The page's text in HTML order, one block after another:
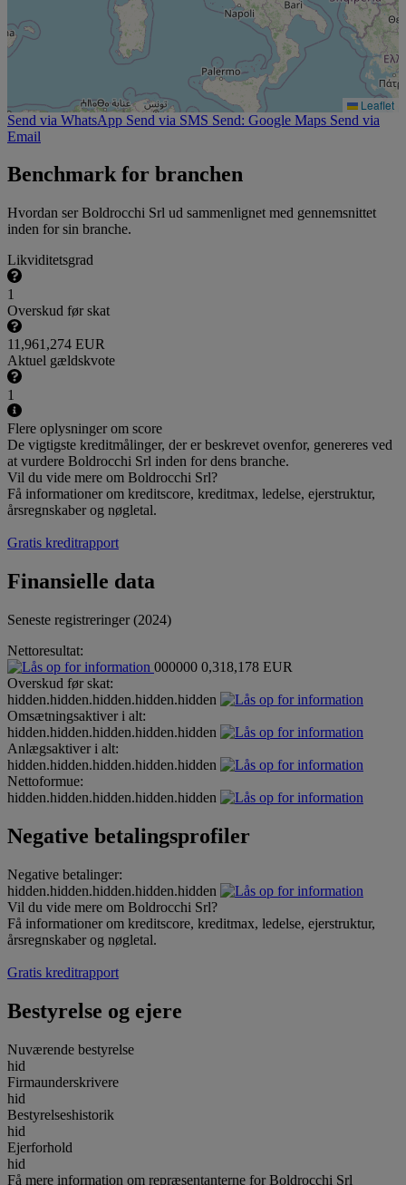
Leaflet
Send via WhatsApp Send via SMS Send: Google Maps Send via
Email
Benchmark for branchen
Hvordan ser Boldrocchi Srl ud sammenlignet med gennemsnittet
inden for sin branche.
Likviditetsgrad
1
Overskud før skat
11,961,274 EUR
Aktuel gældskvote
1
Flere oplysninger om score
De vigtigste kreditmålinger, der er beskrevet ovenfor, genereres ved
at vurdere Boldrocchi Srl inden for dens branche.
Vil du vide mere om Boldrocchi Srl?
Få informationer om kreditscore, kreditmax, ledelse, ejerstruktur,
årsregnskaber og nøgletal.
Gratis kreditrapport
Finansielle data
Seneste registreringer (2024)
Nettoresultat:
000000 0,318,178 EUR
Overskud før skat:
hidden.hidden.hidden.hidden.hidden
Omsætningsaktiver i alt:
hidden.hidden.hidden.hidden.hidden
Anlægsaktiver i alt:
hidden.hidden.hidden.hidden.hidden
Nettoformue:
hidden.hidden.hidden.hidden.hidden
Negative betalingsprofiler
Negative betalinger:
hidden.hidden.hidden.hidden.hidden
Vil du vide mere om Boldrocchi Srl?
Få informationer om kreditscore, kreditmax, ledelse, ejerstruktur,
årsregnskaber og nøgletal.
Gratis kreditrapport
Bestyrelse og ejere
Nuværende bestyrelse
hid
Firmaunderskrivere
hid
Bestyrelseshistorik
hid
Ejerforhold
hid
Få mere information om repræsentanterne for Boldrocchi Srl